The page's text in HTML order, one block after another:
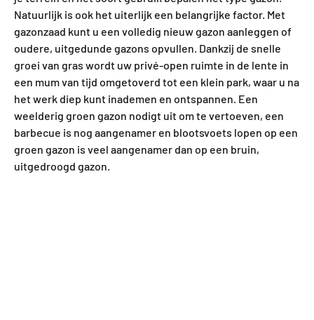
Natuurlijk is ook het uiterlijk een belangrijke factor. Met
gazonzaad kunt u een volledig nieuw gazon aanleggen of
oudere, uitgedunde gazons opvullen. Dankzij de snelle
groei van gras wordt uw privé-open ruimte in de lente in
een mum van tijd omgetoverd tot een klein park, waar u na
het werk diep kunt inademen en ontspannen. Een
weelderig groen gazon nodigt uit om te vertoeven, een
barbecue is nog aangenamer en blootsvoets lopen op een
groen gazon is veel aangenamer dan op een bruin,
uitgedroogd gazon.